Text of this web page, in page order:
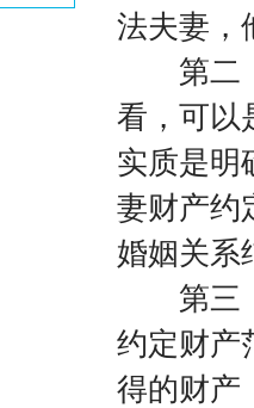
法夫妻，
第二，
看，可以
实质是明
妻财产约
婚姻关系
第三，
约定财产
得的财产